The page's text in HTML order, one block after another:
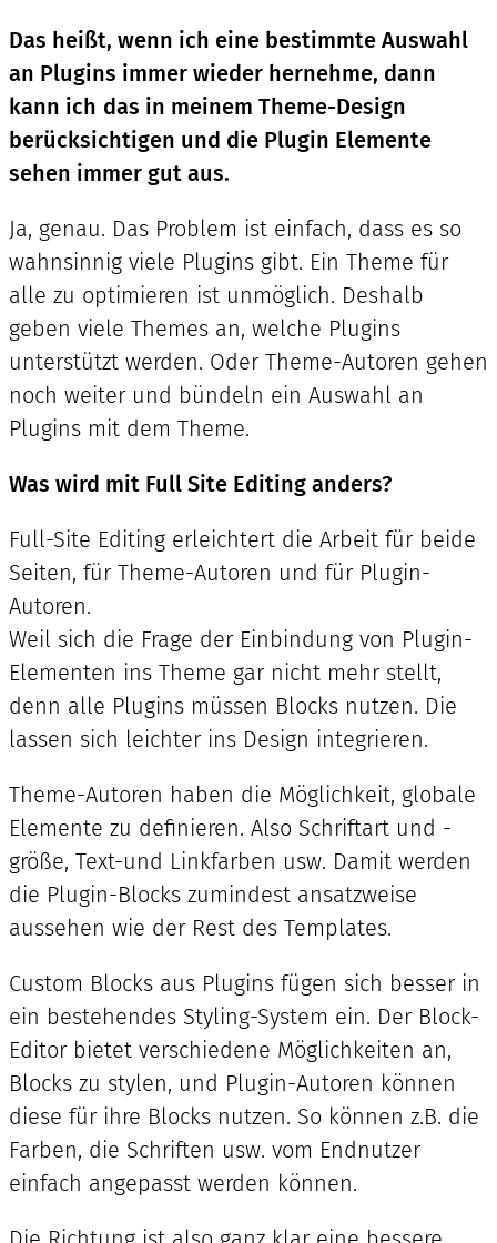
Das heißt, wenn ich eine bestimmte Auswahl
an Plugins immer wieder hernehme, dann
kann ich das in meinem Theme-Design
berücksichtigen und die Plugin Elemente
sehen immer gut aus.
Ja, genau. Das Problem ist einfach, dass es so
wahnsinnig viele Plugins gibt. Ein Theme für
alle zu optimieren ist unmöglich. Deshalb
geben viele Themes an, welche Plugins
unterstützt werden. Oder Theme-Autoren gehen
noch weiter und bündeln ein Auswahl an
Plugins mit dem Theme.
Was wird mit Full Site Editing anders?
Full-Site Editing erleichtert die Arbeit für beide
Seiten, für Theme-Autoren und für Plugin-
Autoren.
Weil sich die Frage der Einbindung von Plugin-
Elementen ins Theme gar nicht mehr stellt,
denn alle Plugins müssen Blocks nutzen. Die
lassen sich leichter ins Design integrieren.
Theme-Autoren haben die Möglichkeit, globale
Elemente zu definieren. Also Schriftart und -
größe, Text-und Linkfarben usw. Damit werden
die Plugin-Blocks zumindest ansatzweise
aussehen wie der Rest des Templates.
Custom Blocks aus Plugins fügen sich besser in
ein bestehendes Styling-System ein. Der Block-
Editor bietet verschiedene Möglichkeiten an,
Blocks zu stylen, und Plugin-Autoren können
diese für ihre Blocks nutzen. So können z.B. die
Farben, die Schriften usw. vom Endnutzer
einfach angepasst werden können.